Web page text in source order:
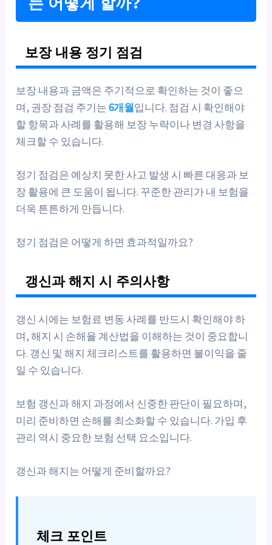
보장 내용 정기 점검
보장 내용과 금액은 주기적으로 확인하는 것이 좋으
며, 권장 점검 주기는6개월입니다. 점검 시 확인해야
할 항목과 사례를 활용해 보장 누락이나 변경 사항을
체크할 수 있습니다.
정기 점검은 예상치 못한 사고 발생 시 빠른 대응과 보
장 활용에 큰 도움이 됩니다. 꾸준한 관리가 내 보험을
더욱 튼튼하게 만듭니다.
정기 점검은 어떻게 하면 효과적일까요?
갱신과 해지 시 주의사항
갱신 시에는 보험료 변동 사례를 반드시 확인해야 하
며, 해지 시 손해율 계산법을 이해하는 것이 중요합니
다. 갱신 및 해지 체크리스트를 활용하면 불이익을 줄
일 수 있습니다.
보험 갱신과 해지 과정에서 신중한 판단이 필요하며,
미리 준비하면 손해를 최소화할 수 있습니다. 가입 후
관리 역시 중요한 보험 선택 요소입니다.
갱신과 해지는 어떻게 준비할까요?
체크 포인트